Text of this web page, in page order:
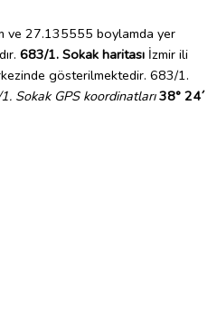
27.135555 boylamda yer
683/1. Sokak haritası İzmir ili
gösterilmektedir. 683/1.
Sokak GPS koordinatları 38° 24´